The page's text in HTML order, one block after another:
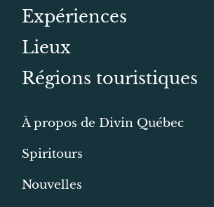
Expériences
Lieux
Régions touristiques
À propos de Divin Québec
Spiritours
Nouvelles